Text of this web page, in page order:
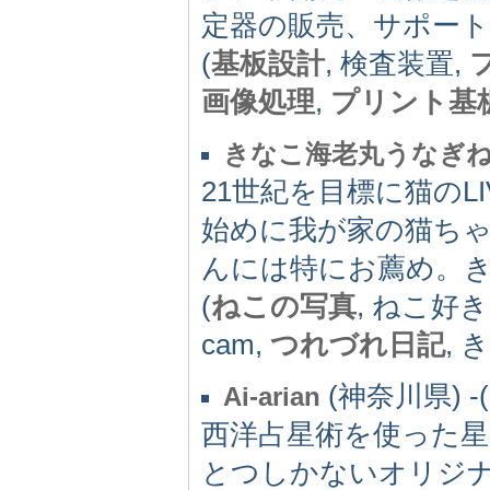
定器の販売、サポー
(基板設計, 検査装置,
画像処理, プリント基
きなこ海老丸うなぎ
21世紀を目標に猫の
始めに我が家の猫ち
んには特にお薦め。
(ねこの写真, ねこ好
cam, つれづれ日記,
Ai-arian (神奈川県) -
西洋占星術を使った
とつしかないオリジ